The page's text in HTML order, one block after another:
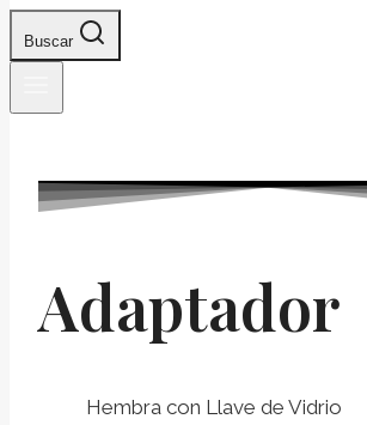
Buscar
Adaptador
Hembra con Llave de Vidrio